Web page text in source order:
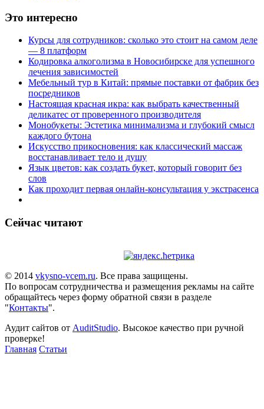
Это интересно
Курсы для сотрудников: сколько это стоит на самом деле
— 8 платформ
Кодировка алкоголизма в Новосибирске для успешного
лечения зависимостей
Мебельный тур в Китай: прямые поставки от фабрик без
посредников
Настоящая красная икра: как выбрать качественный
деликатес от проверенного производителя
Монобукеты: Эстетика минимализма и глубокий смысл
каждого бутона
Искусство прикосновения: как классический массаж
восстанавливает тело и душу
Язык цветов: как создать букет, который говорит без
слов
Как проходит первая онлайн-консультация у экстрасенса
Сейчас читают
© 2014 vkysno-vcem.ru. Все права защищены.
По вопросам сотрудничества и размещения рекламы на сайте
обращайтесь через форму обратной связи в разделе
"Контакты".
Аудит сайтов от AuditStudio. Высокое качество при ручной
проверке!
Главная Статьи